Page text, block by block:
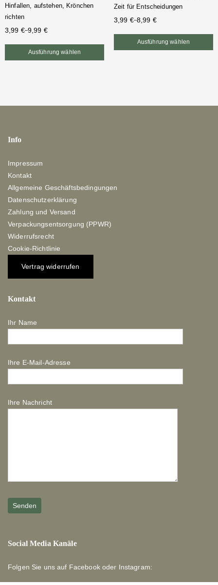
Hinfallen, aufstehen, Krönchen
richten
3,99 €–9,99 €
Ausführung wählen
Zeit für Entscheidungen
3,99 €–8,99 €
Ausführung wählen
Info
Impressum
Kontakt
Allgemeine Geschäftsbedingungen
Datenschutzerklärung
Zahlung und Versand
Verpackungsentsorgung (PPWR)
Widerrufsrecht
Cookie-Richtlinie
Vertrag widerrufen
Kontakt
Ihr Name
Ihre E-Mail-Adresse
Ihre Nachricht
Social Media Kanäle
Folgen Sie uns auf Facebook oder Instagram: